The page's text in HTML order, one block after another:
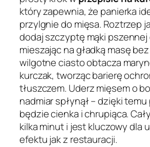
który zapewnia, że panierka
przylgnie do mięsa. Roztrzep
dodaj szczyptę mąki
mieszając na gładką masę
wilgotne ciasto obtacza
kurczak, tworząc barierę
tłuszczem. Uderz mięsem o
nadmiar spłynął – dzięki
będzie cienka i chrupiąca.
kilka minut i jest kluczowy dla
efektu jak z restauracji.